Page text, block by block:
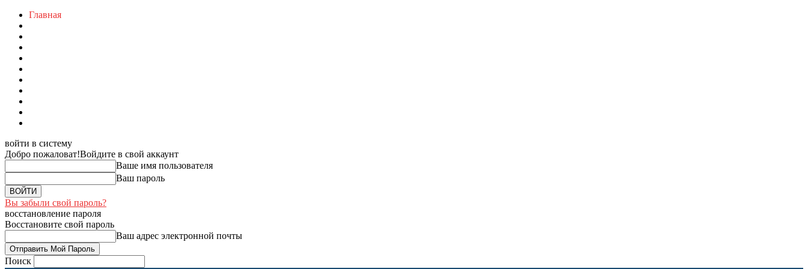
Главная
войти в систему
Добро пожаловат!Войдите в свой аккаунт
Ваше имя пользователя
Ваш пароль
Вы забыли свой пароль?
восстановление пароля
Восстановите свой пароль
Ваш адрес электронной почты
Поиск